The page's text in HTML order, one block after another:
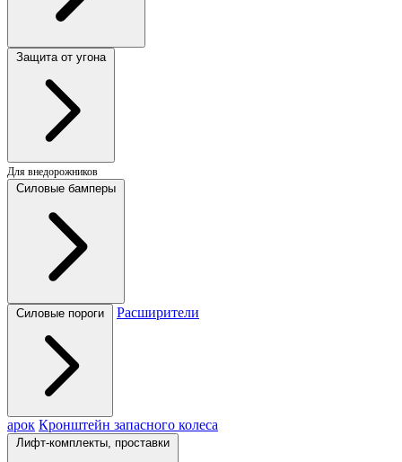
Защита от угона
Для внедорожников
Силовые бамперы
Силовые пороги Расширители
арок Кронштейн запасного колеса
Лифт-комплекты, проставки